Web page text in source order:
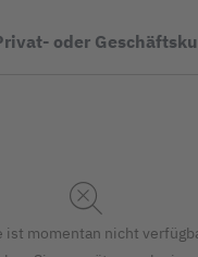
oder
ist momentan nicht